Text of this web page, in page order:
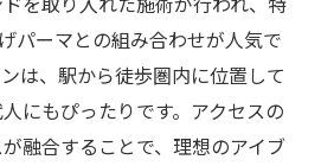
なるアイブロウのお手入れ術
縮！プロにお任せする利点
眉メイクのコツ
を取り入れた施術が行われ、特
パーマとの組み合わせが人気で
は、駅から徒歩圏内に位置して
にもぴったりです。アクセスの
融合することで、理想のアイブ